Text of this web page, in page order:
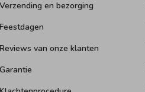
Verzending en bezorging
Feestdagen
Reviews van onze klanten
Garantie